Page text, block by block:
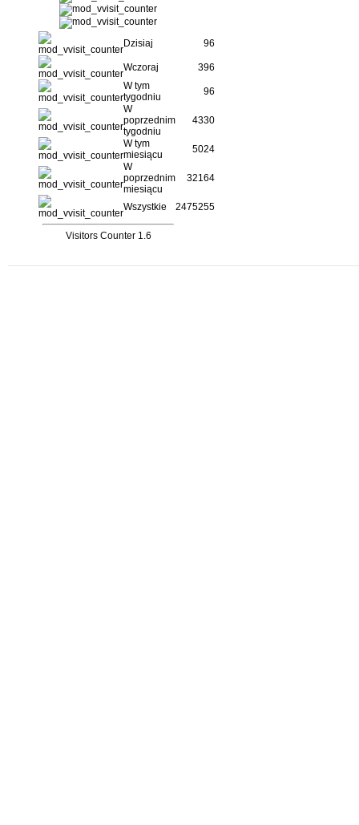
Dzisiaj 96
Wczoraj
396
W tym
tygodniu
96
W
poprzednim
tygodniu
4330
W tym
miesiącu
5024
W
poprzednim
miesiącu
32164
Wszystkie 2475255
Visitors Counter 1.6